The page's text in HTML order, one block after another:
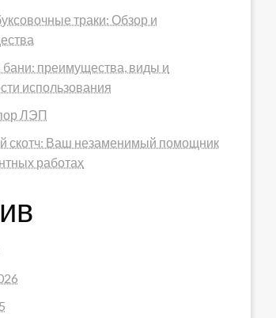
траки: Обзор и
преимущества, виды и
использования
ЛЭП
скотч: Ваш незаменимый помощник
работах